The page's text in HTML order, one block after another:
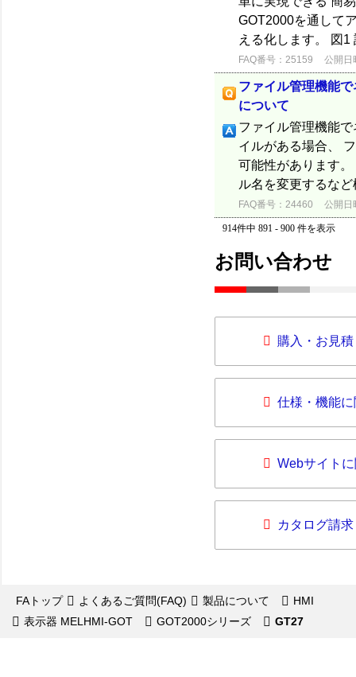
GOT2000を通して
える化します。 図
FAQ番号：25159 公開日
ファイル管理機能
について
ファイル管理機能
イルがある場合、
可能性があります
ル名を変更するな
FAQ番号：24460 公開日
914件中 891 - 900 件を表示
お問い合わせ
購入・お見
仕様・機能
Webサイト
カタログ請求
FAトップ よくあるご質問(FAQ) 製品について
HMI
表示器 MELHMI-GOT
GOT2000シリーズ GT27